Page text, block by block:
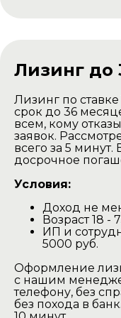
Лизинг до
Лизинг по ставке
срок до 36
всем, кому
заявок.
всего за 5
досрочное
Условия:
Доход не
Возраст 18 -
ИП и
5000 руб.
Оформление
с нашим
телефону, без
без похода в
сборки
Баня
виде на
Наша газель
дачном участке.
Выгрузка
силами.
Минск и Минская